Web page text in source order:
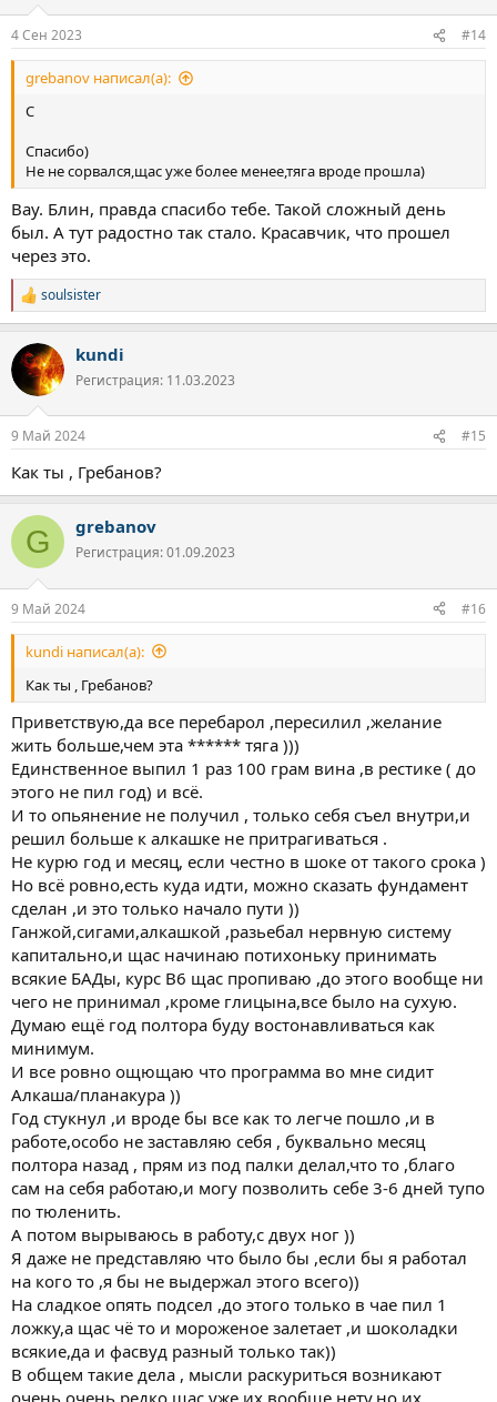
4 Сен 2023 #14
grebanov написал(а):
С
Спасибо)
Не не сорвался,щас уже более менее,тяга вроде прошла)
Вау. Блин, правда спасибо тебе. Такой сложный день
был. А тут радостно так стало. Красавчик, что прошел
через это.
Р
е
к
ц
и
soulsister
kundi
Регистрация: 11.03.2023
9 Май 2024 #15
Как ты , Гребанов?
G grebanov
Регистрация: 01.09.2023
9 Май 2024 #16
kundi написал(а):
Как ты , Гребанов?
Приветствую,да все перебарол ,пересилил ,желание
жить больше,чем эта ****** тяга )))
Единственное выпил 1 раз 100 грам вина ,в рестике ( до
этого не пил год) и всё.
И то опьянение не получил , только себя съел внутри,и
решил больше к алкашке не притрагиваться .
Не курю год и месяц, если честно в шоке от такого срока )
Но всё ровно,есть куда идти, можно сказать фундамент
сделан ,и это только начало пути ))
Ганжой,сигами,алкашкой ,разьебал нервную систему
капитально,и щас начинаю потихоньку принимать
всякие БАДы, курс B6 щас пропиваю ,до этого вообще ни
чего не принимал ,кроме глицына,все было на сухую.
Думаю ещё год полтора буду востонавливаться как
минимум.
И все ровно ощющаю что программа во мне сидит
Алкаша/планакура ))
Год стукнул ,и вроде бы все как то легче пошло ,и в
работе,особо не заставляю себя , буквально месяц
полтора назад , прям из под палки делал,что то ,благо
сам на себя работаю,и могу позволить себе 3-6 дней тупо
по тюленить.
А потом вырываюсь в работу,с двух ног ))
Я даже не представляю что было бы ,если бы я работал
на кого то ,я бы не выдержал этого всего))
На сладкое опять подсел ,до этого только в чае пил 1
ложку,а щас чё то и мороженое залетает ,и шоколадки
всякие,да и фасвуд разный только так))
В общем такие дела , мысли раскуриться возникают
очень очень редко,щас уже их вообще нету,но их